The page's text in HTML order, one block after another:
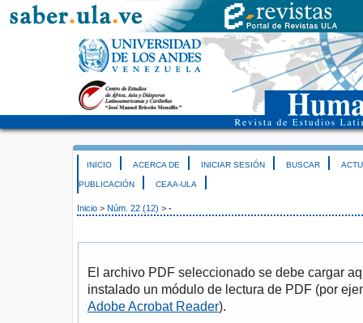
INICIO ACERCA DE INICIAR SESIÓN BUSCAR
PUBLICACIÓN CEAA-ULA
Inicio > Núm. 22 (12) > -
El archivo PDF seleccionado se debe cargar
instalado un módulo de lectura de PDF (por
Adobe Acrobat Reader).